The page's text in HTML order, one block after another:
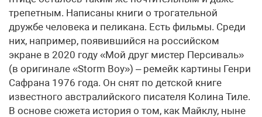
трепетным. Написаны книги о трогательной
дружбе человека и пеликана. Есть фильмы. Среди
них, например, появившийся на российском
экране в 2020 году «Мой друг мистер Персиваль»
(в оригинале «Storm Boy») – ремейк картины Генри
Сафрана 1976 года. Он снят по детской книге
известного австралийского писателя Колина Тиле.
В основе сюжета история о том, как Майклу, ныне